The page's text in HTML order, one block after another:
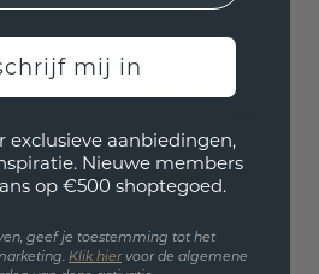
Aanschuifring
Michelle full 2.7 950
champagne 2.7 mm
mij in
exclusieve aanbiedingen,
Nieuwe members
op €500 shoptegoed.
geef je toestemming tot het
Klik hiervoor de algemene